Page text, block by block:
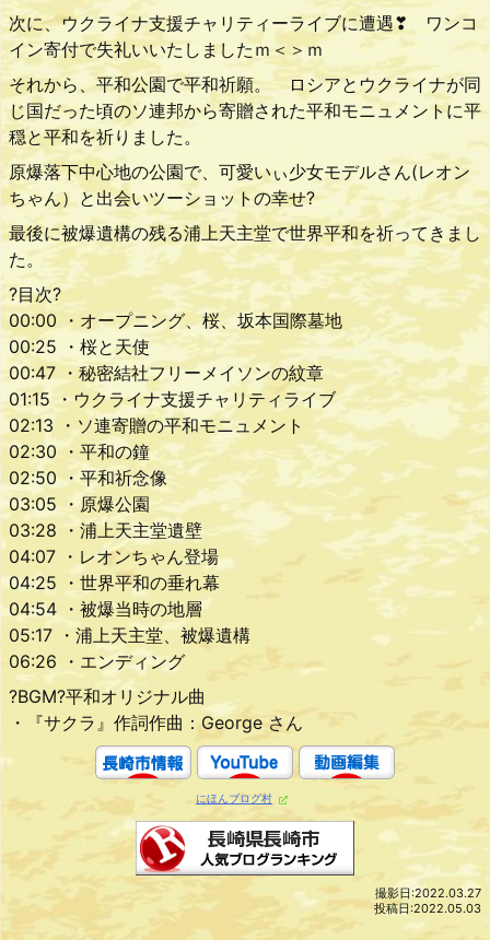
次に、ウクライナ支援チャリティーライブに遭遇❣ ワンコ
イン寄付で失礼いいたしましたｍ＜＞ｍ
それから、平和公園で平和祈願。 ロシアとウクライナが同
じ国だった頃のソ連邦から寄贈された平和モニュメントに平
穏と平和を祈りました。
原爆落下中心地の公園で、可愛いぃ少女モデルさん(レオン
ちゃん）と出会いツーショットの幸せ?
最後に被爆遺構の残る浦上天主堂で世界平和を祈ってきまし
た。
?目次?
00:00 ・オープニング、桜、坂本国際墓地
00:25 ・桜と天使
00:47 ・秘密結社フリーメイソンの紋章
01:15 ・ウクライナ支援チャリティライブ
02:13 ・ソ連寄贈の平和モニュメント
02:30 ・平和の鐘
02:50 ・平和祈念像
03:05 ・原爆公園
03:28 ・浦上天主堂遺壁
04:07 ・レオンちゃん登場
04:25 ・世界平和の垂れ幕
04:54 ・被爆当時の地層
05:17 ・浦上天主堂、被爆遺構
06:26 ・エンディング
?BGM?平和オリジナル曲
・『サクラ』作詞作曲：George さん
にほんブログ村
撮影日:2022.03.27
投稿日:2022.05.03